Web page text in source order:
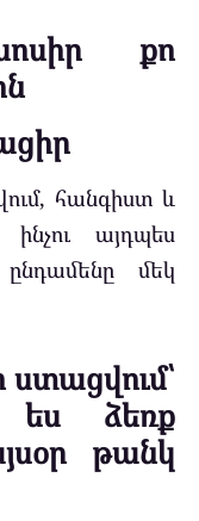
քո
հանգիստ և
այդպես
մեկ
ստացվում՝
ես ձեռք
թանկ